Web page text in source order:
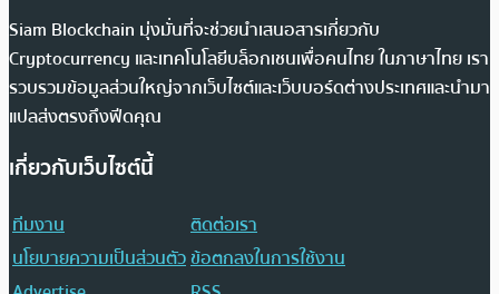
Siam Blockchain มุ่งมั่นที่จะช่วยนำเสนอสารเกี่ยวกับ
Cryptocurrency และเทคโนโลยีบล็อกเชนเพื่อคนไทย ในภาษาไทย เรา
รวบรวมข้อมูลส่วนใหญ่จากเว็บไซต์และเว็บบอร์ดต่างประเทศและนำมา
แปลส่งตรงถึงฟีดคุณ
เกี่ยวกับเว็บไซต์นี้
ทีมงาน
ติดต่อเรา
นโยบายความเป็นส่วนตัวข้อตกลงในการใช้งาน